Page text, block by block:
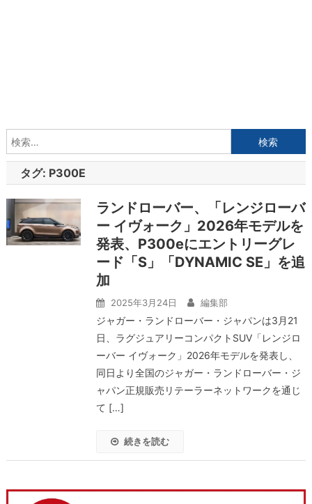
索:
タグ: P300E
ランドローバー、「レンジローバ
ー イヴォーク」2026年モデルを
発表、P300eにエントリーグレ
ード「S」「DYNAMIC SE」を追
加
2025年3月24日 編集部
ジャガー・ランドローバー・ジャパンは3月21
日、ラグジュアリーコンパクトSUV「レンジロ
ーバー イヴォーク」2026年モデルを発表し、
同日より全国のジャガー・ランドローバー・ジ
ャパン正規販売リテーラーネットワークを通じ
て […]
続きを読む